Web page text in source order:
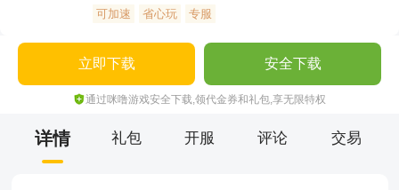
可加速 省心玩 专服
立即下载 安全下载
通过咪噜游戏安全下载,领代金券和礼包,享无限特权
详情 礼包 开服 评论 交易